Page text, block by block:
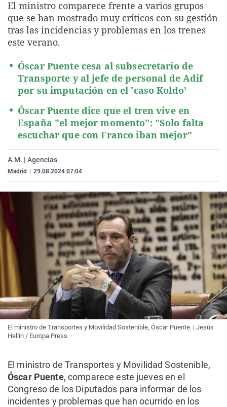
La rosa de los vientos
Gente viajera
Caso
Retornados
Operación Viuda
Extremadura
Galicia
Navarra
País Vasco
Virales
Televisión
El ministro comparece frente a varios grupos
que se han mostrado muy críticos con su gestión
tras las incidencias y problemas en los trenes
este verano.
Óscar Puente cesa al subsecretario de
Transporte y al jefe de personal de Adif
por su imputación en el 'caso Koldo'
Óscar Puente dice que el tren vive en
España "el mejor momento": "Solo falta
escuchar que con Franco iban mejor"
A.M. | Agencias
Madrid 29.08.2024 07:04
El ministro de Transportes y Movilidad Sostenible, Óscar Puente. | Jesús
Hellín / Europa Press
El ministro de Transportes y Movilidad Sostenible,
Óscar Puente, comparece este jueves en el
Congreso de los Diputados para informar de los
incidentes y problemas que han ocurrido en los